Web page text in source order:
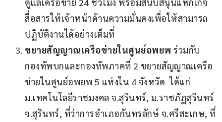
ดูแลเครือข่าย 24 ชั่วโมง พร้อมสนับสนุนแพ็กเกจ
สื่อสารให้เจ้าหน้าด้านความมั่นคงเพื่อให้สามารถ
ปฏิบัติงานได้อย่างเต็มที่
ขยายสัญญาณเครือข่ายในศูนย์อพยพ ร่วมกับ
กองทัพบกและกองทัพภาคที่ 2 ขยายสัญญาณเครือ
ข่ายในศูนย์อพยพ 5 แห่งใน 4 จังหวัด ได้แก่
ม.เทคโนโลยีราชมงคล จ.สุรินทร์, ม.ราชภัฏสุรินทร์
จ.สุรินทร์, ที่ว่าการอำเภอกันทรลักษ์ จ.ศรีสะเกษ, ที่